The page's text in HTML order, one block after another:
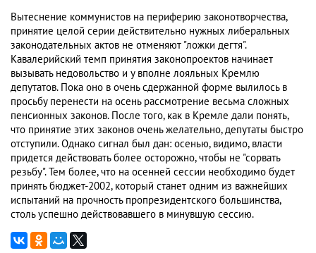
Вытеснение коммунистов на периферию законотворчества,
принятие целой серии действительно нужных либеральных
законодательных актов не отменяют "ложки дегтя".
Кавалерийский темп принятия законопроектов начинает
вызывать недовольство и у вполне лояльных Кремлю
депутатов. Пока оно в очень сдержанной форме вылилось в
просьбу перенести на осень рассмотрение весьма сложных
пенсионных законов. После того, как в Кремле дали понять,
что принятие этих законов очень желательно, депутаты быстро
отступили. Однако сигнал был дан: осенью, видимо, власти
придется действовать более осторожно, чтобы не "сорвать
резьбу". Тем более, что на осенней сессии необходимо будет
принять бюджет-2002, который станет одним из важнейших
испытаний на прочность пропрезидентского большинства,
столь успешно действовавшего в минувшую сессию.